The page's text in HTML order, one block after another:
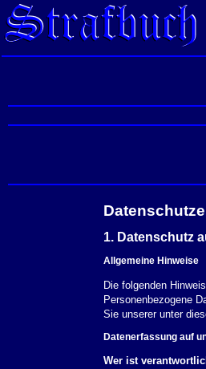
1. Datenschutz
Allgemeine Hinweise
Die folgenden
Personenbezogene
Sie unserer unter
Datenerfassung auf
Wer ist